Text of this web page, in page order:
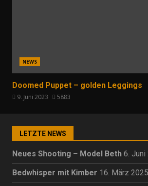
NEWS
Doomed Puppet – golden Leggings
9. Juni 2023 5883
LETZTE NEWS
Neues Shooting – Model Beth 6. Juni
Bedwhisper mit Kimber 16. März 2025